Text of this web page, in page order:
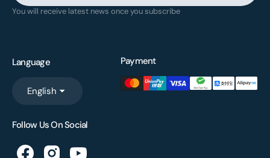
You will receive latest news once you subscribe
Language
English
Payment
Follow Us On Social